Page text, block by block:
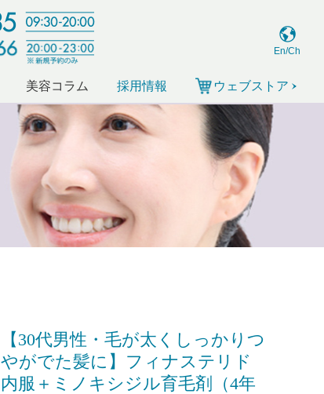
En/Ch
美容コラム 採用情報 ウェブストア
【30代男性・毛が太くしっかりつ
やがでた髪に】フィナステリド
内服＋ミノキシジル育毛剤（4年